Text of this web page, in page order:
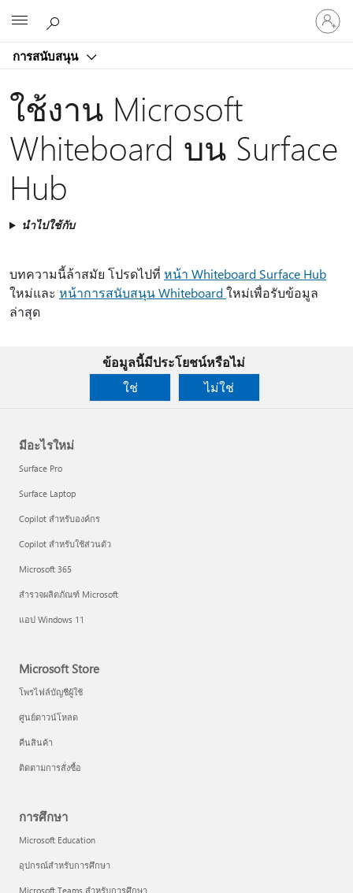
การสนับสนุน
ลงชื่อ
เข้า
บัญชี
ใช้งาน Microsoft
Whiteboard บน Surface
Hub
นำไปใช้กับ
บทความนี้ล้าสมัย โปรดไปที่ หน้า Whiteboard Surface Hub
ใหม่และ หน้าการสนับสนุน Whiteboardใหม่เพื่อรับข้อมูล
ล่าสุด
ข้อมูลนี้มีประโยชน์หรือไม่
ใช่
ไม่ใช่
มีอะไรใหม่
Surface Pro
Surface Laptop
Copilot สำหรับองค์กร
Copilot สำหรับใช้ส่วนตัว
Microsoft 365
สำรวจผลิตภัณฑ์ Microsoft
แอป Windows 11
Microsoft Store
โพรไฟล์บัญชีผู้ใช้
ศูนย์ดาวน์โหลด
คืนสินค้า
ติดตามการสั่งซื้อ
การศึกษา
Microsoft Education
อุปกรณ์สำหรับการศึกษา
Microsoft Teams สำหรับการศึกษา